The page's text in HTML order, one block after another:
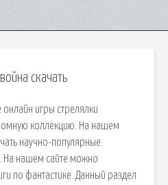
скачать
игры стрелялки
коллекцию. На нашем
научно-популярные
На нашем сайте можно
по фантастике. Данный раздел